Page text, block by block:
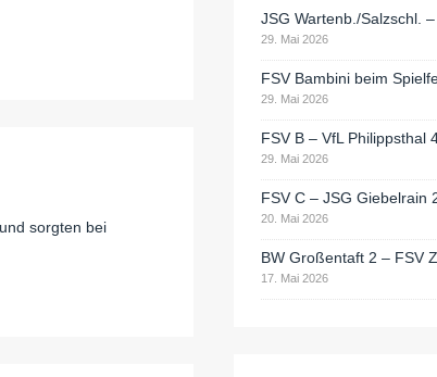
sorgten bei
JSG Wartenb./Salzschl.
29. Mai 2026
FSV Bambini beim
29. Mai 2026
FSV B – VfL Philippsthal
29. Mai 2026
FSV C – JSG Giebelrain
20. Mai 2026
BW Großentaft 2 – FSV
17. Mai 2026